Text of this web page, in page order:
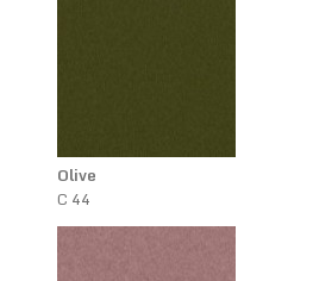
Olive
C 44